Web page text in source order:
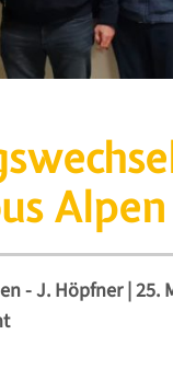
Alpen
- J. Höpfner| 25.